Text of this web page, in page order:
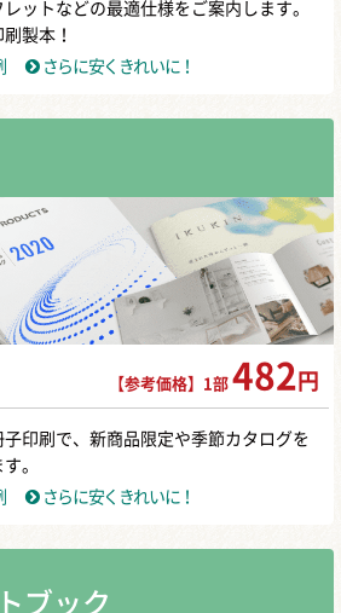
ットなどの最適仕様をご案内します。
製本！
さらに安くきれいに！
【参考価格】1部 482 円
印刷で、新商品限定や季節カタログを
。
さらに安くきれいに！
ブック